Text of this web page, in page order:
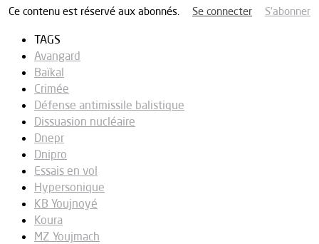
Ce contenu est réservé aux abonnés. Se connecter S’abonner
TAGS
Avangard
Baïkal
Crimée
Défense antimissile balistique
Dissuasion nucléaire
Dnepr
Dnipro
Essais en vol
Hypersonique
KB Youjnoyé
Koura
MZ Youjmach